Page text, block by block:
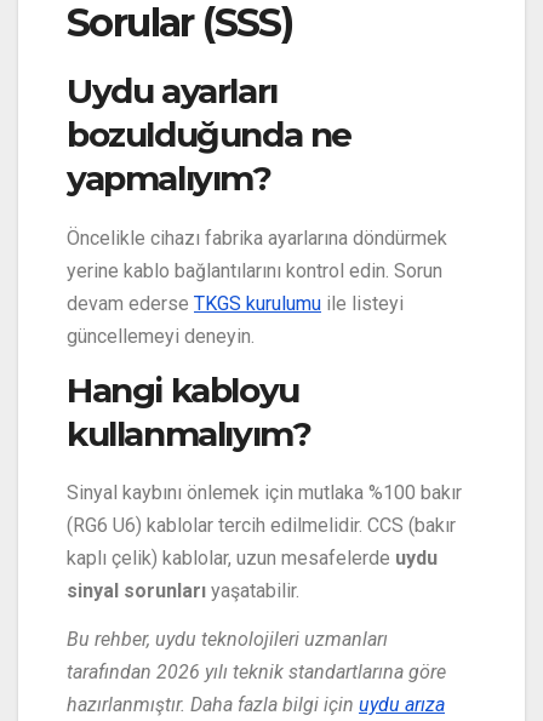
Sorular (SSS)
Uydu ayarları
bozulduğunda ne
yapmalıyım?
Öncelikle cihazı fabrika ayarlarına döndürmek
yerine kablo bağlantılarını kontrol edin. Sorun
devam ederse TKGS kurulumu ile listeyi
güncellemeyi deneyin.
Hangi kabloyu
kullanmalıyım?
Sinyal kaybını önlemek için mutlaka %100 bakır
(RG6 U6) kablolar tercih edilmelidir. CCS (bakır
kaplı çelik) kablolar, uzun mesafelerde uydu
sinyal sorunları yaşatabilir.
Bu rehber, uydu teknolojileri uzmanları
tarafından 2026 yılı teknik standartlarına göre
hazırlanmıştır. Daha fazla bilgi için uydu arıza